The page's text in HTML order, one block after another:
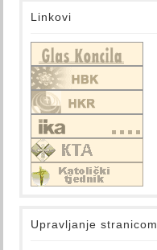
Linkovi
Upravljanje stranicom